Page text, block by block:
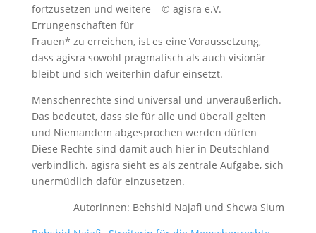
© agisra e.V.
fortzusetzen und weitere
Errungenschaften für
Frauen* zu erreichen, ist es eine Voraussetzung,
dass agisra sowohl pragmatisch als auch visionär
bleibt und sich weiterhin dafür einsetzt.
Menschenrechte sind universal und unveräußerlich.
Das bedeutet, dass sie für alle und überall gelten
und Niemandem abgesprochen werden dürfen
Diese Rechte sind damit auch hier in Deutschland
verbindlich. agisra sieht es als zentrale Aufgabe, sich
unermüdlich dafür einzusetzen.
Autorinnen: Behshid Najafi und Shewa Sium